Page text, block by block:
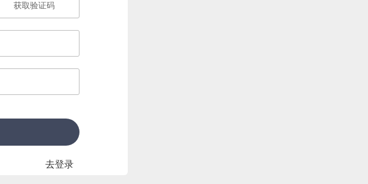
获取验证码
去登录